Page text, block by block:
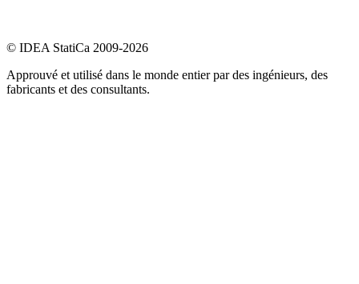
© IDEA StatiCa 2009-2026
Approuvé et utilisé dans le monde entier par des ingénieurs, des
fabricants et des consultants.